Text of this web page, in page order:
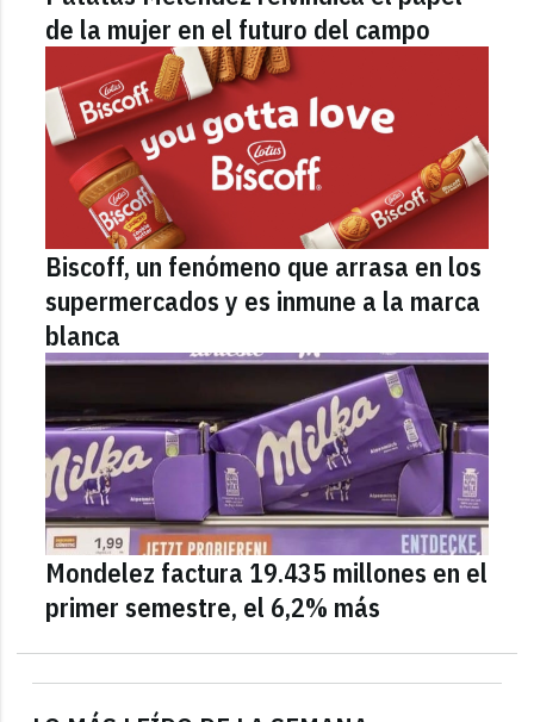
de la mujer en el futuro del campo
Biscoff, un fenómeno que arrasa en los
supermercados y es inmune a la marca
blanca
Mondelez factura 19.435 millones en el
primer semestre, el 6,2% más